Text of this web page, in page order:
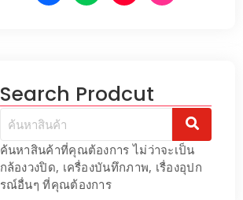
Search Prodcut
ค้นหาสินค้าที่คุณต้องการ ไม่ว่าจะเป็น
กล้องวงปิด, เครื่องบันทึกภาพ, เรื่องอุปก
รณ์อื่นๆ ที่คุณต้องการ